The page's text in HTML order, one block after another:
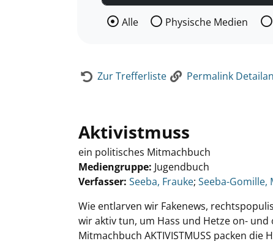
Wählen Sie die Medienart nach der
Alle Physische Medien
Zur Trefferliste Permalink
Aktivistmuss
ein politisches Mitmachbuch
Mediengruppe: Jugendbuch
Verfasser: Suche nach diesem Verfasser
Seeba, Frauke; Seeba-Gomille,
Wie entlarven wir Fakenews,
wir aktiv tun, um Hass und Hetze on-
Mitmachbuch AKTIVISTMUSS packen